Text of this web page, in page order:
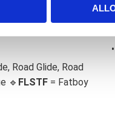
Road Glide, Road
🔹 FLSTF = Fatboy